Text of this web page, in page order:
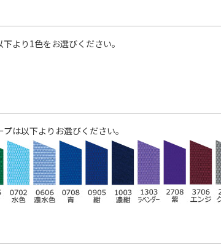
下より1色をお選びください。
は以下よりお選びください。